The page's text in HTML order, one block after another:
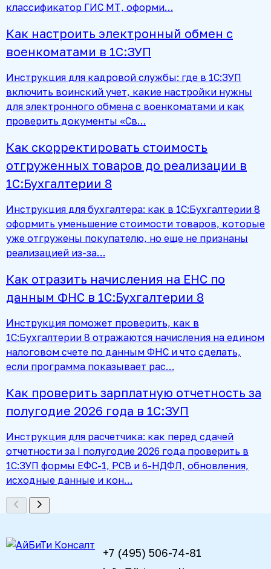
классификатор ГИС МТ, оформи…
Как настроить электронный обмен с
военкоматами в 1С:ЗУП
Инструкция для кадровой службы: где в 1С:ЗУП
включить воинский учет, какие настройки нужны
для электронного обмена с военкоматами и как
проверить документы «Св…
Как скорректировать стоимость
отгруженных товаров до реализации в
1С:Бухгалтерии 8
Инструкция для бухгалтера: как в 1С:Бухгалтерии 8
оформить уменьшение стоимости товаров, которые
уже отгружены покупателю, но еще не признаны
реализацией из-за…
Как отразить начисления на ЕНС по
данным ФНС в 1С:Бухгалтерии 8
Инструкция поможет проверить, как в
1С:Бухгалтерии 8 отражаются начисления на едином
налоговом счете по данным ФНС и что сделать,
если программа показывает рас…
Как проверить зарплатную отчетность за
полугодие 2026 года в 1С:ЗУП
Инструкция для расчетчика: как перед сдачей
отчетности за I полугодие 2026 года проверить в
1С:ЗУП формы ЕФС-1, РСВ и 6-НДФЛ, обновления,
исходные данные и кон…
+7 (495) 506-74-81